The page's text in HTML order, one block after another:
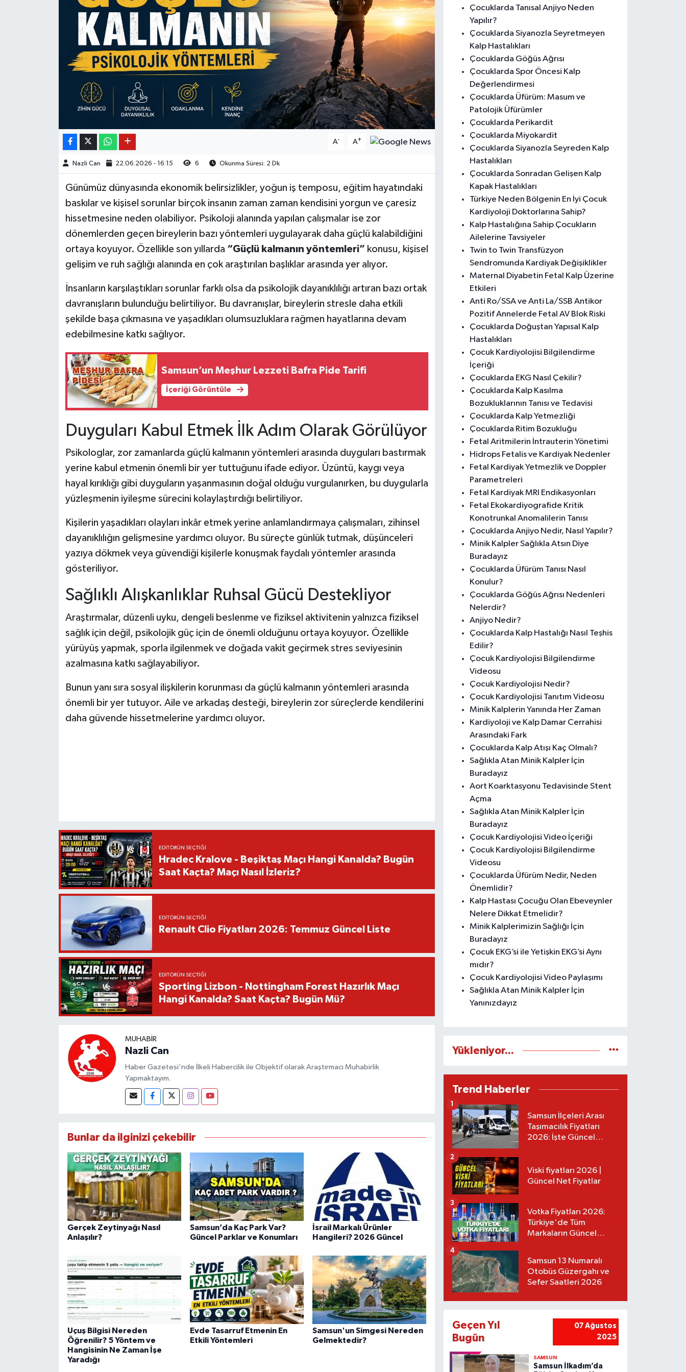
A- A+
Nazli Can 22.06.2026 - 16:15 6 Okunma Süresi: 2 Dk
Günümüz dünyasında ekonomik belirsizlikler, yoğun iş temposu, eğitim hayatındaki
baskılar ve kişisel sorunlar birçok insanın zaman zaman kendisini yorgun ve çaresiz
hissetmesine neden olabiliyor. Psikoloji alanında yapılan çalışmalar ise zor
dönemlerden geçen bireylerin bazı yöntemleri uygulayarak daha güçlü kalabildiğini
ortaya koyuyor. Özellikle son yıllarda “Güçlü kalmanın yöntemleri” konusu, kişisel
gelişim ve ruh sağlığı alanında en çok araştırılan başlıklar arasında yer alıyor.
İnsanların karşılaştıkları sorunlar farklı olsa da psikolojik dayanıklılığı artıran bazı ortak
davranışların bulunduğu belirtiliyor. Bu davranışlar, bireylerin stresle daha etkili
şekilde başa çıkmasına ve yaşadıkları olumsuzluklara rağmen hayatlarına devam
edebilmesine katkı sağlıyor.
Samsun’un Meşhur Lezzeti Bafra Pide Tarifi
İçeriği Görüntüle
Duyguları Kabul Etmek İlk Adım Olarak Görülüyor
Psikologlar, zor zamanlarda güçlü kalmanın yöntemleri arasında duyguları bastırmak
yerine kabul etmenin önemli bir yer tuttuğunu ifade ediyor. Üzüntü, kaygı veya
hayal kırıklığı gibi duyguların yaşanmasının doğal olduğu vurgulanırken, bu duygularla
yüzleşmenin iyileşme sürecini kolaylaştırdığı belirtiliyor.
Kişilerin yaşadıkları olayları inkâr etmek yerine anlamlandırmaya çalışmaları, zihinsel
dayanıklılığın gelişmesine yardımcı oluyor. Bu süreçte günlük tutmak, düşünceleri
yazıya dökmek veya güvendiği kişilerle konuşmak faydalı yöntemler arasında
gösteriliyor.
Sağlıklı Alışkanlıklar Ruhsal Gücü Destekliyor
Araştırmalar, düzenli uyku, dengeli beslenme ve fiziksel aktivitenin yalnızca fiziksel
sağlık için değil, psikolojik güç için de önemli olduğunu ortaya koyuyor. Özellikle
yürüyüş yapmak, sporla ilgilenmek ve doğada vakit geçirmek stres seviyesinin
azalmasına katkı sağlayabiliyor.
Bunun yanı sıra sosyal ilişkilerin korunması da güçlü kalmanın yöntemleri arasında
önemli bir yer tutuyor. Aile ve arkadaş desteği, bireylerin zor süreçlerde kendilerini
daha güvende hissetmelerine yardımcı oluyor.
EDITÖRÜN SEÇTIĞI
Hradec Kralove - Beşiktaş Maçı Hangi Kanalda? Bugün
Saat Kaçta? Maçı Nasıl İzleriz?
EDITÖRÜN SEÇTIĞI
Renault Clio Fiyatları 2026: Temmuz Güncel Liste
EDITÖRÜN SEÇTIĞI
Sporting Lizbon - Nottingham Forest Hazırlık Maçı
Hangi Kanalda? Saat Kaçta? Bugün Mü?
MUHABIR
Nazli Can
Haber Gazetesi'nde İlkeli Habercilik ile Objektif olarak Araştırmacı Muhabirlik
Yapmaktayım.
Bunlar da ilginizi çekebilir
Gerçek Zeytinyağı Nasıl
Anlaşılır?
Samsun’da Kaç Park Var?
Güncel Parklar ve Konumları
İsrail Markalı Ürünler
Hangileri? 2026 Güncel
Uçuş Bilgisi Nereden
Öğrenilir? 5 Yöntem ve
Hangisinin Ne Zaman İşe
Yaradığı
Evde Tasarruf Etmenin En
Etkili Yöntemleri
Samsun'un Simgesi Nereden
Gelmektedir?
Çocuklarda Tanısal Anjiyo Neden
Yapılır?
Çocuklarda Siyanozla Seyretmeyen
Kalp Hastalıkları
Çocuklarda Göğüs Ağrısı
Çocuklarda Spor Öncesi Kalp
Değerlendirmesi
Çocuklarda Üfürüm: Masum ve
Patolojik Üfürümler
Çocuklarda Perikardit
Çocuklarda Miyokardit
Çocuklarda Siyanozla Seyreden Kalp
Hastalıkları
Çocuklarda Sonradan Gelişen Kalp
Kapak Hastalıkları
Türkiye Neden Bölgenin En İyi Çocuk
Kardiyoloji Doktorlarına Sahip?
Kalp Hastalığına Sahip Çocukların
Ailelerine Tavsiyeler
Twin to Twin Transfüzyon
Sendromunda Kardiyak Değişiklikler
Maternal Diyabetin Fetal Kalp Üzerine
Etkileri
Anti Ro/SSA ve Anti La/SSB Antikor
Pozitif Annelerde Fetal AV Blok Riski
Çocuklarda Doğuştan Yapısal Kalp
Hastalıkları
Çocuk Kardiyolojisi Bilgilendirme
İçeriği
Çocuklarda EKG Nasıl Çekilir?
Çocuklarda Kalp Kasılma
Bozukluklarının Tanısı ve Tedavisi
Çocuklarda Kalp Yetmezliği
Çocuklarda Ritim Bozukluğu
Fetal Aritmilerin İntrauterin Yönetimi
Hidrops Fetalis ve Kardiyak Nedenler
Fetal Kardiyak Yetmezlik ve Doppler
Parametreleri
Fetal Kardiyak MRI Endikasyonları
Fetal Ekokardiyografide Kritik
Konotrunkal Anomalilerin Tanısı
Çocuklarda Anjiyo Nedir, Nasıl Yapılır?
Minik Kalpler Sağlıkla Atsın Diye
Buradayız
Çocuklarda Üfürüm Tanısı Nasıl
Konulur?
Çocuklarda Göğüs Ağrısı Nedenleri
Nelerdir?
Anjiyo Nedir?
Çocuklarda Kalp Hastalığı Nasıl Teşhis
Edilir?
Çocuk Kardiyolojisi Bilgilendirme
Videosu
Çocuk Kardiyolojisi Nedir?
Çocuk Kardiyolojisi Tanıtım Videosu
Minik Kalplerin Yanında Her Zaman
Kardiyoloji ve Kalp Damar Cerrahisi
Arasındaki Fark
Çocuklarda Kalp Atışı Kaç Olmalı?
Sağlıkla Atan Minik Kalpler İçin
Buradayız
Aort Koarktasyonu Tedavisinde Stent
Açma
Sağlıkla Atan Minik Kalpler İçin
Buradayız
Çocuk Kardiyolojisi Video İçeriği
Çocuk Kardiyolojisi Bilgilendirme
Videosu
Çocuklarda Üfürüm Nedir, Neden
Önemlidir?
Kalp Hastası Çocuğu Olan Ebeveynler
Nelere Dikkat Etmelidir?
Minik Kalplerimizin Sağlığı İçin
Buradayız
Çocuk EKG’si ile Yetişkin EKG’si Aynı
mıdır?
Çocuk Kardiyolojisi Video Paylaşımı
Sağlıkla Atan Minik Kalpler İçin
Yanınızdayız
Yükleniyor...
Trend Haberler
Samsun İlçeleri Arası
Taşımacılık Fiyatları
2026: İşte Güncel
1
Viski fiyatları 2026 |
Güncel Net Fiyatlar
2
Votka Fiyatları 2026:
Türkiye'de Tüm
Markaların Güncel
3
Samsun 13 Numaralı
Otobüs Güzergahı ve
Sefer Saatleri 2026
4
Geçen Yıl
Bugün
07 Ağustos
2025
SAMSUN
Samsun İlkadım’da